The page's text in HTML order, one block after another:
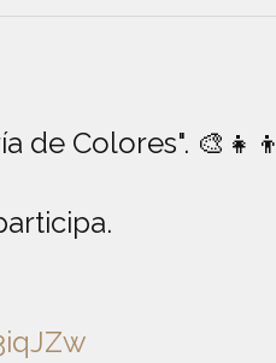
de Colores". 🎨👧👦